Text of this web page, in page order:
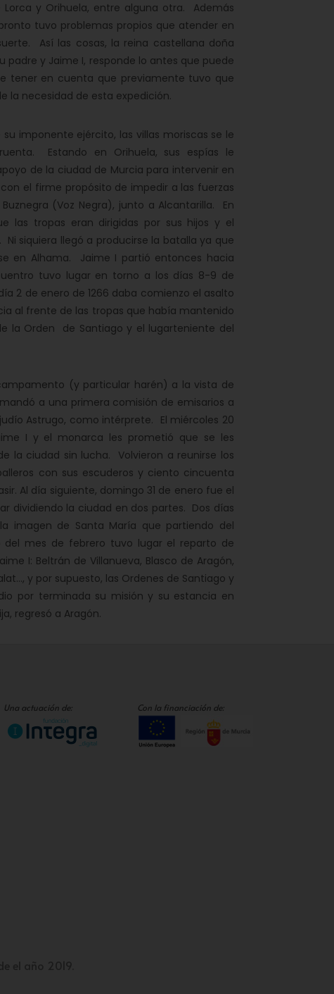
y Orihuela, entre alguna otra. Además
tuvo problemas propios que atender en
Así las cosas, la reina castellana doña
padre y Jaime I, responde lo antes que puede
tener en cuenta que previamente tuvo que
la necesidad de esta expedición.
imponente ejército, las villas moriscas se le
Estando en Orihuela, sus espías le
de la ciudad de Murcia para intervenir en
el firme propósito de impedir a las fuerzas
(Voz Negra), junto a Alcantarilla. En
las tropas eran dirigidas por sus hijos y el
siquiera llegó a producirse la batalla ya que
en Alhama. Jaime I partió entonces hacia
tuvo lugar en torno a los días 8-9 de
2 de enero de 1266 daba comienzo el asalto
al frente de las tropas que había mantenido
la Orden de Santiago y el lugarteniente del
(y particular harén) a la vista de
a una primera comisión de emisarios a
Astrugo, como intérprete. El miércoles 20
I y el monarca les prometió que se les
la ciudad sin lucha. Volvieron a reunirse los
con sus escuderos y ciento cincuenta
Al día siguiente, domingo 31 de enero fue el
dividiendo la ciudad en dos partes. Dos días
imagen de Santa María que partiendo del
mes de febrero tuvo lugar el reparto de
I: Beltrán de Villanueva, Blasco de Aragón,
y por supuesto, las Ordenes de Santiago y
por terminada su misión y su estancia en
regresó a Aragón.
Una actuación de: Con la financiación de: